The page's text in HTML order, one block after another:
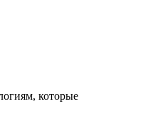
которые